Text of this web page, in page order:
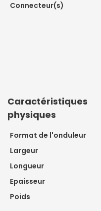
Connecteur(s)
Caractéristiques
physiques
Format de l'onduleur
Largeur
Longueur
Epaisseur
Poids